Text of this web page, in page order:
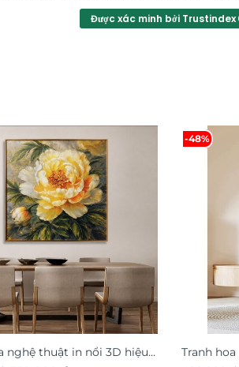
Được xác minh bởi Trustindex
nghệ thuật in nổi 3D hiệu
-48%
Tranh